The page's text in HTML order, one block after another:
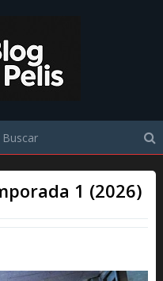
1 (2026)